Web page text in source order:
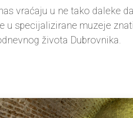
vraćaju u ne tako daleke
specijalizirane muzeje
života Dubrovnika.